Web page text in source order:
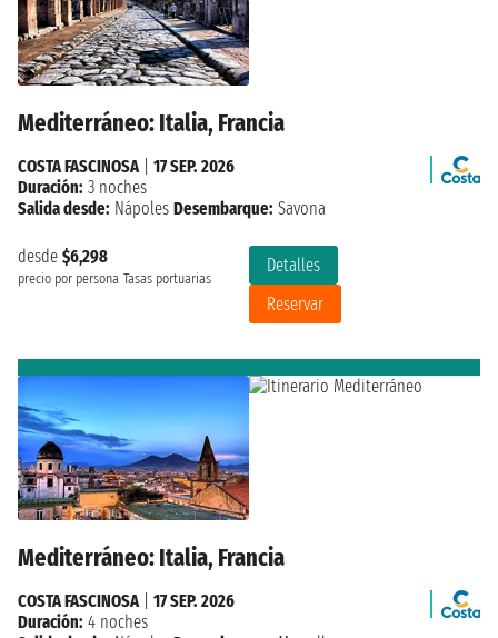
Mediterráneo: Italia, Francia
desde $6,298
precio por persona Tasas portuarias
Detalles
Reservar
COSTA FASCINOSA| 17 SEP. 2026
Duración: 3 noches
Salida desde: Nápoles Desembarque: Savona
Mediterráneo: Italia, Francia
COSTA FASCINOSA
17 SEP. 2026
Duración: 4 noches